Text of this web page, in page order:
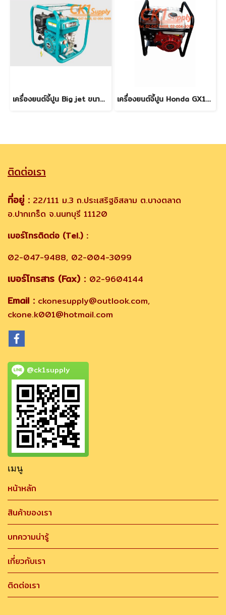
เครื่องยนต์จี้ปูน Big jet ขนาด 6.5 แรงม้า - สินค้าใหม่ เครื่องยนต์จี้ปูน Honda GX160 5.5 แรงม้า - สินค้าใหม่
ติดต่อเรา
ที่อยู่ : 22/111 ม.3 ถ.ประเสริฐอิสลาม ต.บางตลาด
อ.ปากเกร็ด จ.นนทบุรี 11120
เบอร์โทรติดต่อ (Tel.) :
02-047-9488, 02-004-3099
เบอร์โทรสาร (Fax) : 02-9604144
Email : ckonesupply@outlook.com,
ckone.k001@hotmail.com
@ck1supply
เมนู
หน้าหลัก
สินค้าของเรา
บทความน่ารู้
เกี่ยวกับเรา
ติดต่อเรา